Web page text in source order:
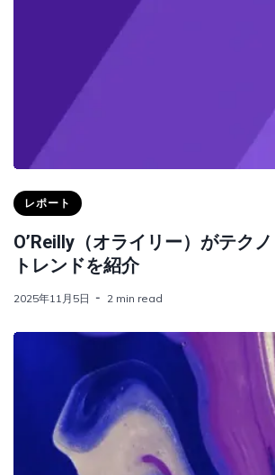
レポート
O’Reilly（オライリー）がテク
トレンドを紹介
2025年11月5日 2 min read